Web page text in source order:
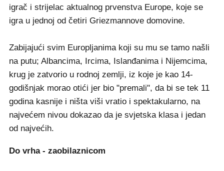
igrač i strijelac aktualnog prvenstva Europe, koje se
igra u jednoj od četiri Griezmannove domovine.
Zabijajući svim Europljanima koji su mu se tamo našli
na putu; Albancima, Ircima, Islanđanima i Nijemcima,
krug je zatvorio u rodnoj zemlji, iz koje je kao 14-
godišnjak morao otići jer bio "premali", da bi se tek 11
godina kasnije i ništa viši vratio i spektakularno, na
najvećem nivou dokazao da je svjetska klasa i jedan
od najvećih.
Do vrha - zaobilaznicom